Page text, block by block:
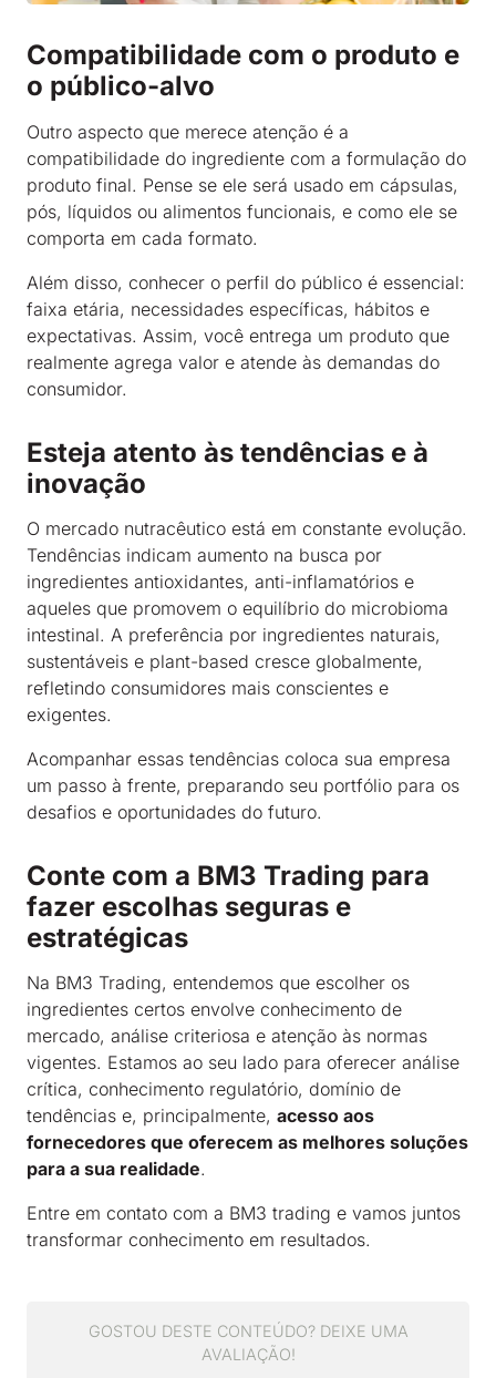
Compatibilidade com o produto e
o público-alvo
Outro aspecto que merece atenção é a
compatibilidade do ingrediente com a formulação do
produto final. Pense se ele será usado em cápsulas,
pós, líquidos ou alimentos funcionais, e como ele se
comporta em cada formato.
Além disso, conhecer o perfil do público é essencial:
faixa etária, necessidades específicas, hábitos e
expectativas. Assim, você entrega um produto que
realmente agrega valor e atende às demandas do
consumidor.
Esteja atento às tendências e à
inovação
O mercado nutracêutico está em constante evolução.
Tendências indicam aumento na busca por
ingredientes antioxidantes, anti-inflamatórios e
aqueles que promovem o equilíbrio do microbioma
intestinal. A preferência por ingredientes naturais,
sustentáveis e plant-based cresce globalmente,
refletindo consumidores mais conscientes e
exigentes.
Acompanhar essas tendências coloca sua empresa
um passo à frente, preparando seu portfólio para os
desafios e oportunidades do futuro.
Conte com a BM3 Trading para
fazer escolhas seguras e
estratégicas
Na BM3 Trading, entendemos que escolher os
ingredientes certos envolve conhecimento de
mercado, análise criteriosa e atenção às normas
vigentes. Estamos ao seu lado para oferecer análise
crítica, conhecimento regulatório, domínio de
tendências e, principalmente, acesso aos
fornecedores que oferecem as melhores soluções
para a sua realidade.
Entre em contato com a BM3 trading e vamos juntos
transformar conhecimento em resultados.
GOSTOU DESTE CONTEÚDO? DEIXE UMA
AVALIAÇÃO!